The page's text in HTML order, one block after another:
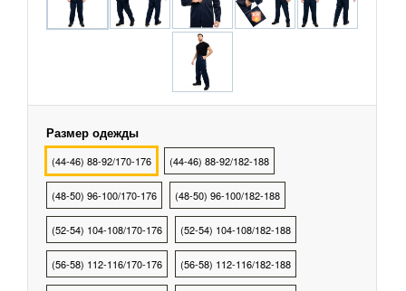
охоты, туризма
Защиты Рук
Защиты
защиты от
Размер одежды
(44-46) 88-92/170-176 (44-46) 88-92/182-188
(48-50) 96-100/170-176 (48-50) 96-100/182-188
(52-54) 104-108/170-176 (52-54) 104-108/182-188
(56-58) 112-116/170-176 (56-58) 112-116/182-188